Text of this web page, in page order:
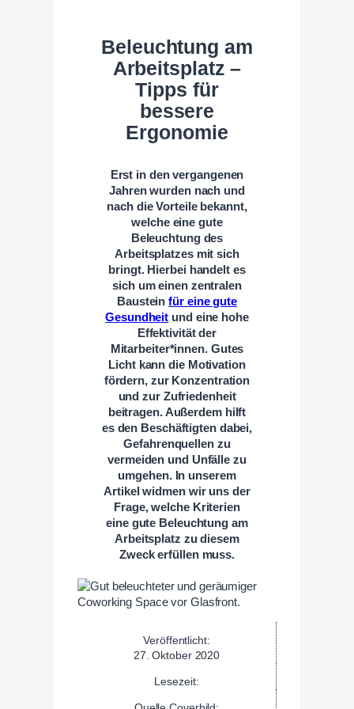
Beleuchtung am
Arbeitsplatz –
Tipps für
bessere
Ergonomie
Erst in den vergangenen
Jahren wurden nach und
nach die Vorteile bekannt,
welche eine gute
Beleuchtung des
Arbeitsplatzes mit sich
bringt. Hierbei handelt es
sich um einen zentralen
Bausteinfür eine gute
Gesundheit und eine hohe
Effektivität der
Mitarbeiter*innen. Gutes
Licht kann die Motivation
fördern, zur Konzentration
und zur Zufriedenheit
beitragen. Außerdem hilft
es den Beschäftigten dabei,
Gefahrenquellen zu
vermeiden und Unfälle zu
umgehen. In unserem
Artikel widmen wir uns der
Frage, welche Kriterien
eine gute Beleuchtung am
Arbeitsplatz zu diesem
Zweck erfüllen muss.
Veröffentlicht:
27. Oktober 2020
Lesezeit: